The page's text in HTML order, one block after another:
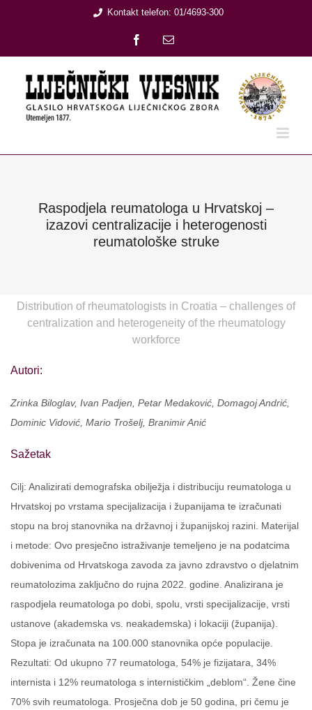
Kontakt telefon: 01/4693-300
FacebookEmail:
Raspodjela reumatologa u Hrvatskoj –
izazovi centralizacije i heterogenosti
reumatološke struke
Distribution of rheumatologists in Croatia – challenges of
centralization and heterogeneity of the rheumatology
workforce
Autori:
Zrinka Biloglav, Ivan Padjen, Petar Medaković, Domagoj Andrić,
Dominic Vidović, Mario Trošelj, Branimir Anić
Sažetak
Cilj: Analizirati demografska obilježja i distribuciju reumatologa u
Hrvatskoj po vrstama specijalizacija i županijama te izračunati
stopu na broj stanovnika na državnoj i županijskoj razini. Materijal
i metode: Ovo presječno istraživanje temeljeno je na podatcima
dobivenima od Hrvatskoga zavoda za javno zdravstvo o djelatnim
reumatolozima zaključno do rujna 2022. godine. Analizirana je
raspodjela reumatologa po dobi, spolu, vrsti specijalizacije, vrsti
ustanove (akademska vs. neakademska) i lokaciji (županija).
Stopa je izračunata na 100.000 stanovnika opće populacije.
Rezultati: Od ukupno 77 reumatologa, 54% je fizijatara, 34%
internista i 12% reumatologa s internističkim „deblom“. Žene čine
70% svih reumatologa. Prosječna dob je 50 godina, pri čemu je